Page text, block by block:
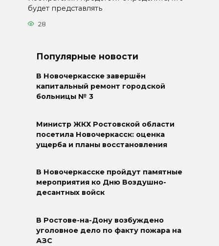
будет представлять
28
Популярные новости
В Новочеркасске завершён
капитальный ремонт городской
больницы № 3
Министр ЖКХ Ростовской области
посетила Новочеркасск: оценка
ущерба и планы восстановления
В Новочеркасске пройдут памятные
мероприятия ко Дню Воздушно-
десантных войск
В Ростове-на-Дону возбуждено
уголовное дело по факту пожара на
АЗС